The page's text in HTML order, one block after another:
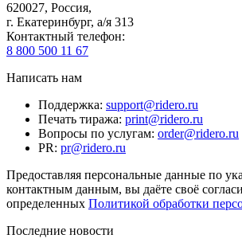
620027, Россия,
г. Екатеринбург, а/я 313
Контактный телефон:
8 800 500 11 67
Написать нам
Поддержка: support@ridero.ru
Печать тиража: print@ridero.ru
Вопросы по услугам: order@ridero.ru
PR: pr@ridero.ru
Предоставляя персональные данные по
контактным данным, вы даёте своё
определенных Политикой обработки
Последние новости